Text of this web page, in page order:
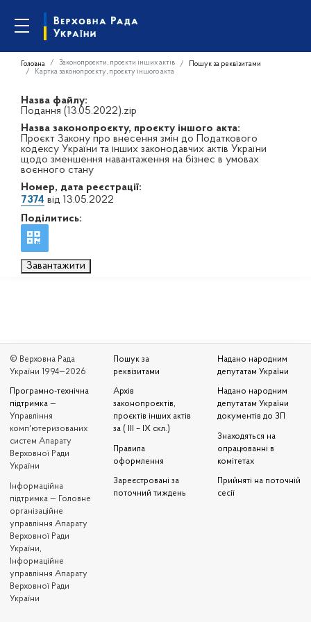
Головна Законопроєкти, проєкти інших актів
Пошук за реквізитами
Картка законопроєкту, проєкту іншого акта
Назва файлу:
Подання (13.05.2022).zip
Назва законопроєкту, проєкту іншого акта:
Проєкт Закону про внесення змін до Податкового
кодексу України та інших законодавчих актів України
щодо зменшення навантаження на бізнес в умовах
воєнного стану
Номер, дата реєстрації:
7374 від 13.05.2022
Поділитись:
Завантажити
© Верховна Рада
України 1994—2026
Програмно-технічна
підтримка —
Управління
комп'ютеризованих
систем Апарату
Верховної Ради
України
Iнформаційна
підтримка — Головне
організаційне
управління Апарату
Верховної Ради
України,
Інформаційне
управління Апарату
Верховної Ради
України
Пошук за
реквізитами
Архів
законопроєктів,
проєктів інших актів
за ( III – IX скл.)
Правила
оформлення
Зареєстровані за
поточний тиждень
Надано народним
депутатам України
Надано народним
депутатам України
документів до ЗП
Знаходяться на
опрацюванні в
комітетах
Прийняті на поточній
сесії